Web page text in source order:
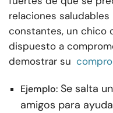
relaciones
constantes, un chico
dispuesto a
demostrar su
Ejemplo: Se salta
amigos para